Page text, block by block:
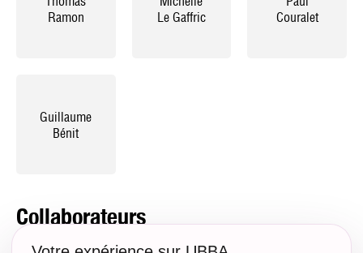
Ramon
Le Gaffric
Couralet
Guillaume
Bénit
Collaborateurs